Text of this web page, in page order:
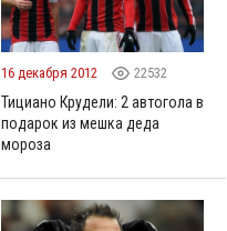
16 декабря 2012 22532
Тициано Крудели: 2 автогола в
подарок из мешка деда
мороза